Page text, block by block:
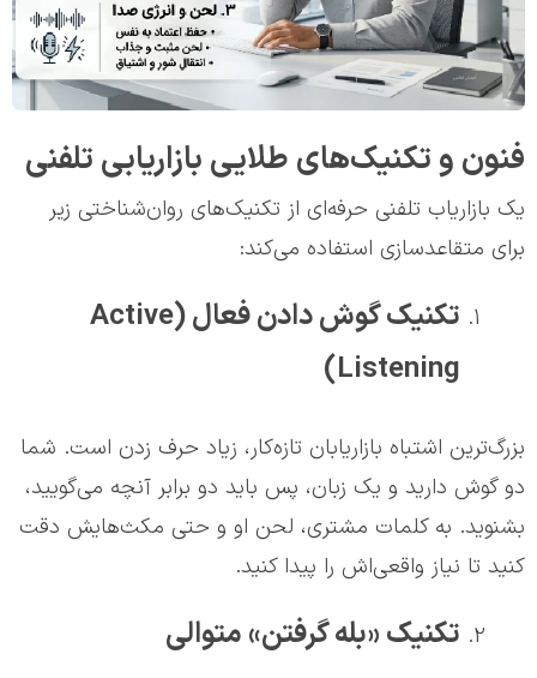
فنون و تکنیک‌های طلایی بازاریابی تلفنی
یک بازاریاب تلفنی حرفه‌ای از تکنیک‌های روان‌شناختی زیر
برای متقاعدسازی استفاده می‌کند:
تکنیک گوش دادن فعال (Active
Listening)
بزرگ‌ترین اشتباه بازاریابان تازه‌کار، زیاد حرف زدن است. شما
دو گوش دارید و یک زبان، پس باید دو برابر آنچه می‌گویید،
بشنوید. به کلمات مشتری، لحن او و حتی مکث‌هایش دقت
کنید تا نیاز واقعی‌اش را پیدا کنید.
تکنیک «بله گرفتن» متوالی